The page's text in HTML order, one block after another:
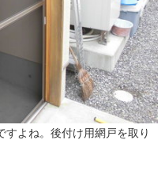
すよね。後付け用網戸を取り